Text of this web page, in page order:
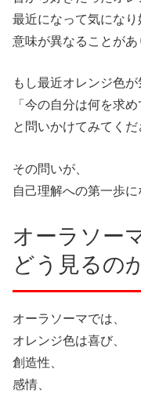
最近になって気になり
意味が異なることがあ
もし最近オレンジ色が
「今の自分は何を求
と問いかけてみてくだ
その問いが、
自己理解への第一歩に
オーラソー
どう見るの
オーラソーマでは、
オレンジ色は喜び、
創造性、
感情、